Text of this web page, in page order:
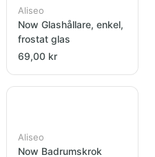
Aliseo
Now Glashållare, enkel,
frostat glas
69,00 kr
Aliseo
Now Badrumskrok